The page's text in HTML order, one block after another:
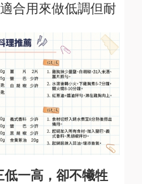
合用來做低調但耐
一高，卻不犧牲